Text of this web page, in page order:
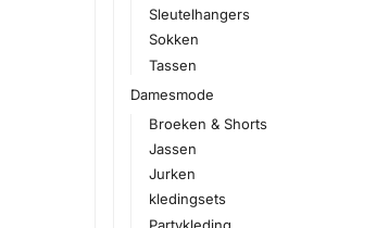
Sleutelhangers
Sokken
Tassen
Damesmode
Broeken & Shorts
Jassen
Jurken
kledingsets
Partykleding